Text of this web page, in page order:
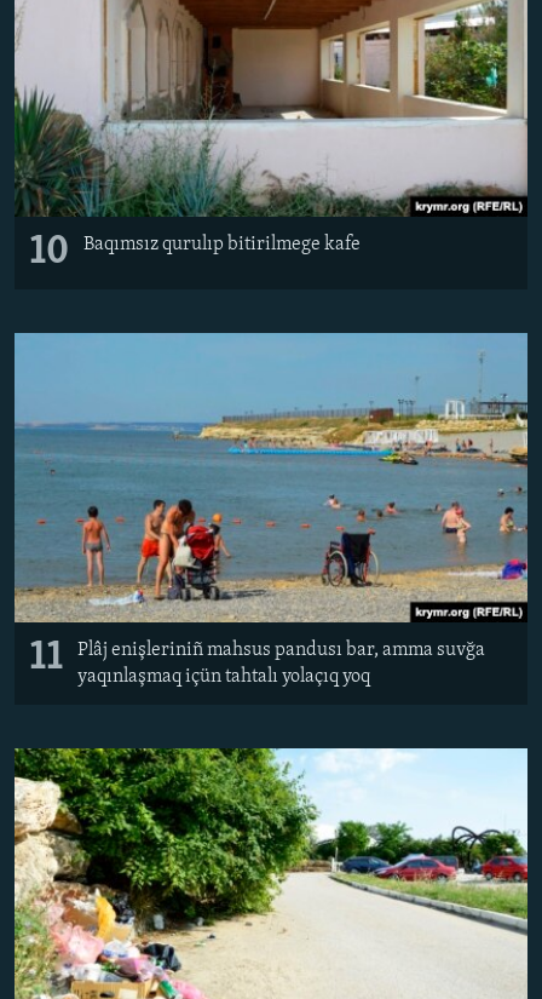
10 Baqımsız qurulıp bitirilmege kafe
11
Plâj enişleriniñ mahsus pandusı bar, amma suvğa
yaqınlaşmaq içün tahtalı yolaçıq yoq